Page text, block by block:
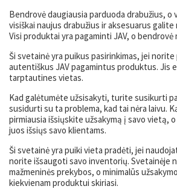
Bendrovė daugiausia parduoda drabužius, o
visiškai naujus drabužius ir aksesuarus galite
Visi produktai yra pagaminti JAV, o
Ši svetainė yra puikus pasirinkimas, jei
autentiškus JAV pagamintus produktus. Jis
tarptautines vietas.
Kad galėtumėte užsisakyti, turite susikurti
susidurti su ta problema, kad tai nėra laivu.
pirmiausia išsiųskite užsakymą į savo vietą,
juos išsiųs savo klientams.
Ši svetainė yra puiki vieta pradėti, jei
norite išsaugoti savo inventorių. Svetainėje
mažmeninės prekybos, o minimalūs
kiekvienam produktui skiriasi.